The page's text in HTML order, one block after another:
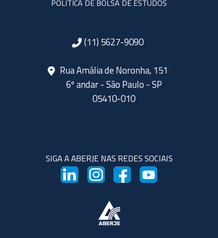
POLÍTICA DE BOLSA DE ESTUDOS
(11) 5627-9090
Rua Amália de Noronha, 151
6º andar - São Paulo - SP
05410-010
SIGA A ABERJE NAS REDES SOCIAIS